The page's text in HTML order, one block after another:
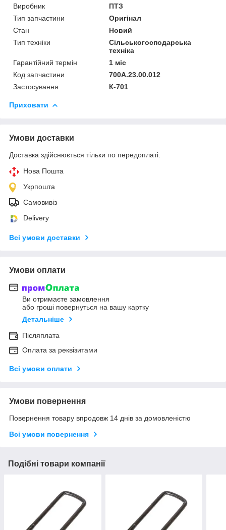
Виробник
ПТЗ
Тип запчастини
Оригінал
Стан
Новий
Тип техніки
Сільськогосподарська
техніка
Гарантійний термін
1 міс
Код запчастини
700А.23.00.012
Застосування
К-701
Приховати
Умови доставки
Доставка здійснюється тільки по передоплаті.
Нова Пошта
Укрпошта
Самовивіз
Delivery
Всі умови доставки
Умови оплати
Ви отримаєте замовлення
або гроші повернуться на вашу картку
Детальніше
Післяплата
Оплата за реквізитами
Всі умови оплати
Умови повернення
Повернення товару впродовж 14 днів за домовленістю
Всі умови повернення
Подібні товари компанії